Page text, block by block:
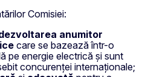
Comisiei:
anumitor
care se bazează într-o
pe energie electrică și sunt
concurenței internaționale;